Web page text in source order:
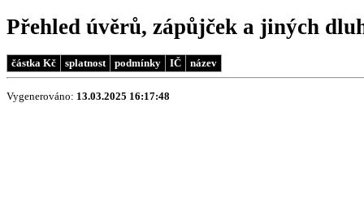
Přehled úvěrů, zápůjček a jiných
částka Kč splatnost podmínky IČ název
Vygenerováno: 13.03.2025 16:17:48